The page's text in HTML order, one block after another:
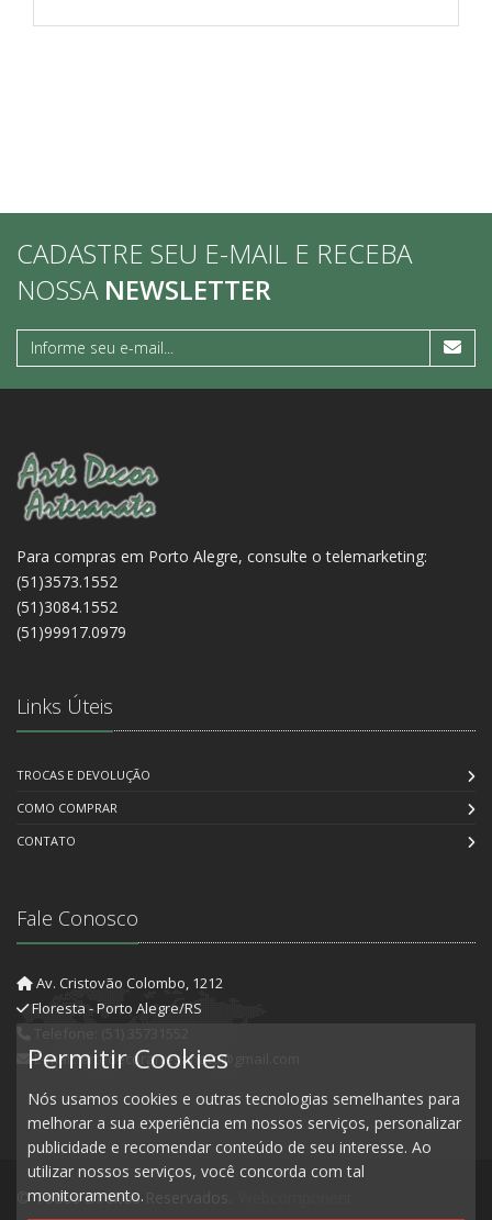
CADASTRE SEU E-MAIL E RECEBA
NOSSA NEWSLETTER
Para compras em Porto Alegre, consulte o telemarketing:
(51)3573.1552
(51)3084.1552
(51)99917.0979
Links Úteis
TROCAS E DEVOLUÇÃO
COMO COMPRAR
CONTATO
Fale Conosco
Av. Cristovão Colombo, 1212
Floresta - Porto Alegre/RS
E-mail: artedecorartesanato@gmail.com
© Todos Direitos Reservados.
Permitir Cookies
Nós usamos cookies e outras tecnologias semelhantes para
melhorar a sua experiência em nossos serviços, personalizar
publicidade e recomendar conteúdo de seu interesse. Ao
utilizar nossos serviços, você concorda com tal
monitoramento.